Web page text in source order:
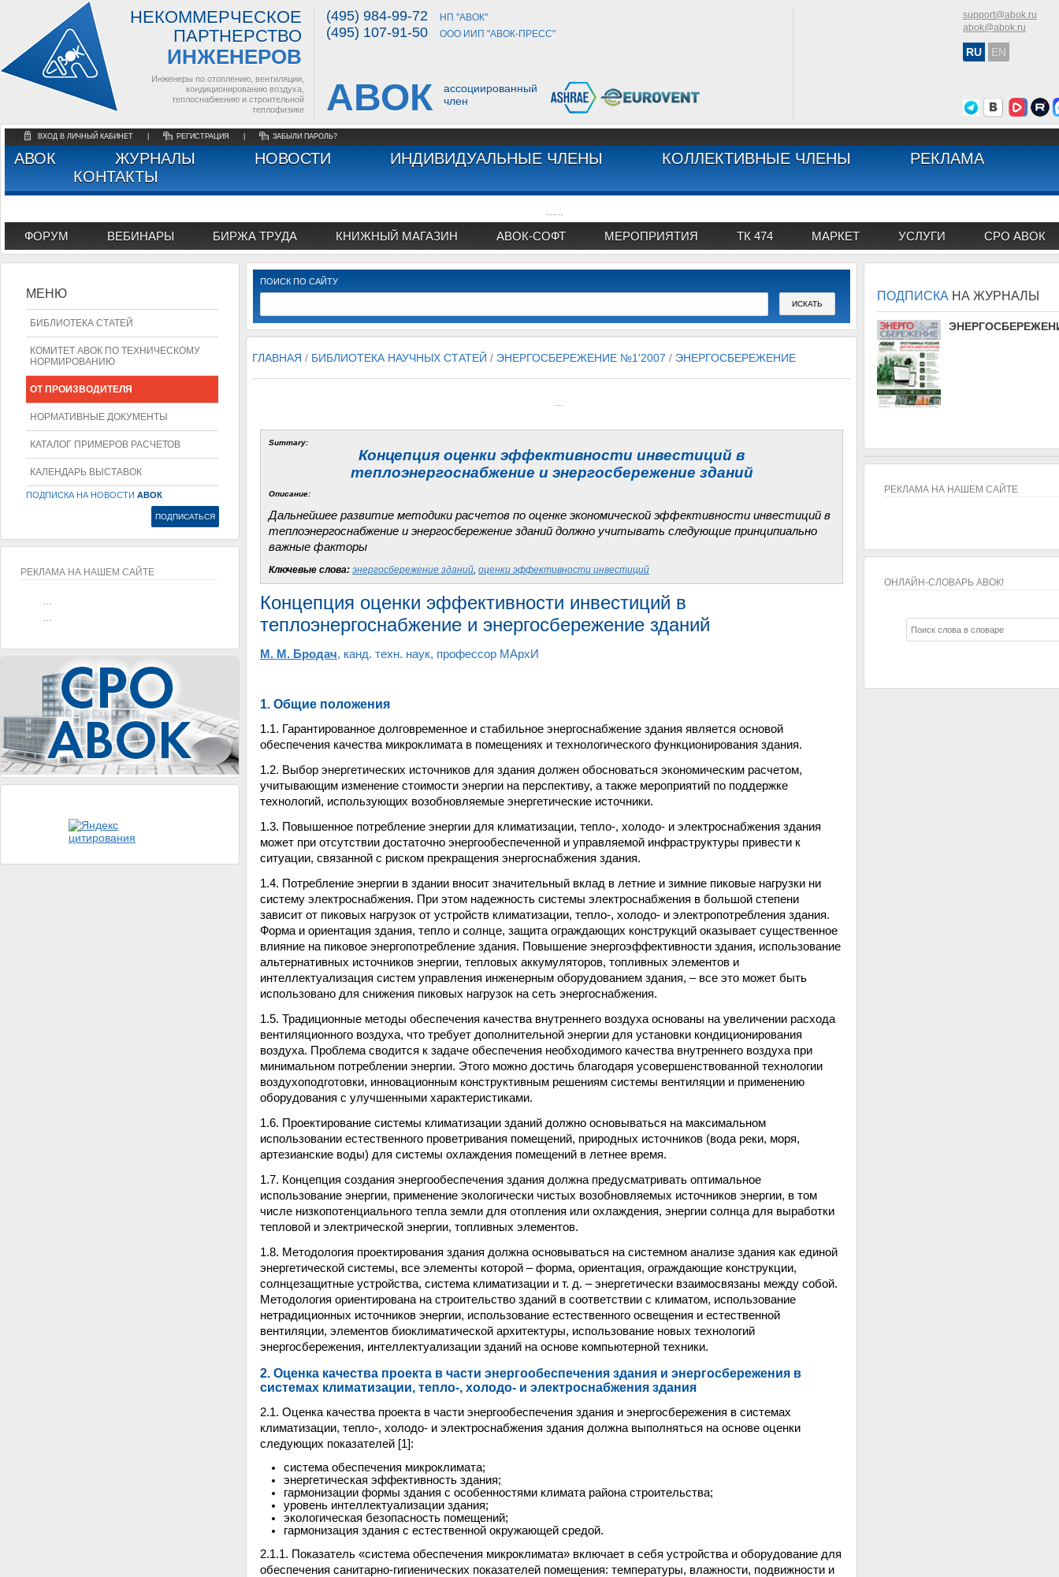
НЕКОММЕРЧЕСКОЕ
ПАРТНЕРСТВО
ИНЖЕНЕРОВ
Инженеры по отоплению, вентиляции,
кондиционированию воздуха,
теплоснабжению и строительной
теплофизике
(495) 984-99-72 НП "АВОК"
(495) 107-91-50 ООО ИИП "АВОК-ПРЕСС"
АВОК
ассоциированный
член
support@abok.ru
abok@abok.ru
RU EN
ВХОД В ЛИЧНЫЙ КАБИНЕТ РЕГИСТРАЦИЯ ЗАБЫЛИ ПАРОЛЬ?
АВОК ЖУРНАЛЫ НОВОСТИ ИНДИВИДУАЛЬНЫЕ ЧЛЕНЫ КОЛЛЕКТИВНЫЕ ЧЛЕНЫ
РЕКЛАМА
КОНТАКТЫ
ФОРУМ ВЕБИНАРЫ БИРЖА ТРУДА КНИЖНЫЙ МАГАЗИН АВОК-СОФТ МЕРОПРИЯТИЯ ТК 474 МАРКЕТ УСЛУГИ СРО АВОК
ПОИСК ПО САЙТУ
ГЛАВНАЯ / БИБЛИОТЕКА НАУЧНЫХ СТАТЕЙ / ЭНЕРГОСБЕРЕЖЕНИЕ №1'2007 / ЭНЕРГОСБЕРЕЖЕНИЕ
Summary:
Концепция оценки эффективности инвестиций в
теплоэнергоснабжение и энергосбережение зданий
Описание:
Дальнейшее развитие методики расчетов по оценке экономической эффективности инвестиций в
теплоэнергоснабжение и энергосбережение зданий должно учитывать следующие принципиально
важные факторы
Ключевые слова: энергосбережение зданий, оценки эффективности инвестиций
Концепция оценки эффективности инвестиций в
теплоэнергоснабжение и энергосбережение зданий
М. М. Бродач, канд. техн. наук, профессор МАрхИ
1. Общие положения
1.1. Гарантированное долговременное и стабильное энергоснабжение здания является основой
обеспечения качества микроклимата в помещениях и технологического функционирования здания.
1.2. Выбор энергетических источников для здания должен обосноваться экономическим расчетом,
учитывающим изменение стоимости энергии на перспективу, а также мероприятий по поддержке
технологий, использующих возобновляемые энергетические источники.
1.3. Повышенное потребление энергии для климатизации, тепло-, холодо- и электроснабжения здания
может при отсутствии достаточно энергообеспеченной и управляемой инфраструктуры привести к
ситуации, связанной с риском прекращения энергоснабжения здания.
1.4. Потребление энергии в здании вносит значительный вклад в летние и зимние пиковые нагрузки ни
систему электроснабжения. При этом надежность системы электроснабжения в большой степени
зависит от пиковых нагрузок от устройств климатизации, тепло-, холодо- и электропотребления здания.
Форма и ориентация здания, тепло и солнце, защита ограждающих конструкций оказывает существенное
влияние на пиковое энергопотребление здания. Повышение энергоэффективности здания, использование
альтернативных источников энергии, тепловых аккумуляторов, топливных элементов и
интеллектуализация систем управления инженерным оборудованием здания, – все это может быть
использовано для снижения пиковых нагрузок на сеть энергоснабжения.
1.5. Традиционные методы обеспечения качества внутреннего воздуха основаны на увеличении расхода
вентиляционного воздуха, что требует дополнительной энергии для установки кондиционирования
воздуха. Проблема сводится к задаче обеспечения необходимого качества внутреннего воздуха при
минимальном потреблении энергии. Этого можно достичь благодаря усовершенствованной технологии
воздухоподготовки, инновационным конструктивным решениям системы вентиляции и применению
оборудования с улучшенными характеристиками.
1.6. Проектирование системы климатизации зданий должно основываться на максимальном
использовании естественного проветривания помещений, природных источников (вода реки, моря,
артезианские воды) для системы охлаждения помещений в летнее время.
1.7. Концепция создания энергообеспечения здания должна предусматривать оптимальное
использование энергии, применение экологически чистых возобновляемых источников энергии, в том
числе низкопотенциального тепла земли для отопления или охлаждения, энергии солнца для выработки
тепловой и электрической энергии, топливных элементов.
1.8. Методология проектирования здания должна основываться на системном анализе здания как единой
энергетической системы, все элементы которой – форма, ориентация, ограждающие конструкции,
солнцезащитные устройства, система климатизации и т. д. – энергетически взаимосвязаны между собой.
Методология ориентирована на строительство зданий в соответствии с климатом, использование
нетрадиционных источников энергии, использование естественного освещения и естественной
вентиляции, элементов биоклиматической архитектуры, использование новых технологий
энергосбережения, интеллектуализации зданий на основе компьютерной техники.
2. Оценка качества проекта в части энергообеспечения здания и энергосбережения в
системах климатизации, тепло-, холодо- и электроснабжения здания
2.1. Оценка качества проекта в части энергообеспечения здания и энергосбережения в системах
климатизации, тепло-, холодо- и электроснабжения здания должна выполняться на основе оценки
следующих показателей [1]:
система обеспечения микроклимата;
энергетическая эффективность здания;
гармонизации формы здания с особенностями климата района строительства;
уровень интеллектуализации здания;
экологическая безопасность помещений;
гармонизация здания с естественной окружающей средой.
2.1.1. Показатель «система обеспечения микроклимата» включает в себя устройства и оборудование для
обеспечения санитарно-гигиенических показателей помещения: температуры, влажности, подвижности и
МЕНЮ
БИБЛИОТЕКА СТАТЕЙ
КОМИТЕТ АВОК ПО ТЕХНИЧЕСКОМУ
НОРМИРОВАНИЮ
ОТ ПРОИЗВОДИТЕЛЯ
НОРМАТИВНЫЕ ДОКУМЕНТЫ
КАТАЛОГ ПРИМЕРОВ РАСЧЕТОВ
КАЛЕНДАРЬ ВЫСТАВОК
ПОДПИСКА НА НОВОСТИ АВОК
РЕКЛАМА НА НАШЕМ САЙТЕ
ПОДПИСКА НА ЖУРНАЛЫ
АВОК
РЕКЛАМА НА НАШЕМ САЙТЕ
ОНЛАЙН-СЛОВАРЬ АВОК!